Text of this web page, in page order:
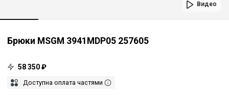
Видео
Брюки MSGM 3941MDP05 257605
58 350 ₽
Доступна оплата частями